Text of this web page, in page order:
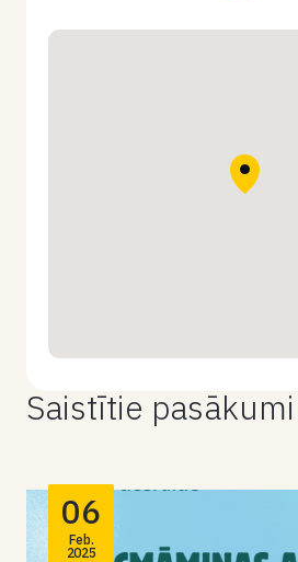
Saistītie pasākumi
06
Feb.
2025